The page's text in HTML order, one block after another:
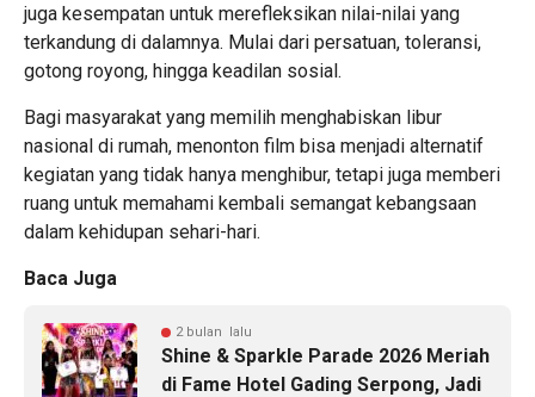
juga kesempatan untuk merefleksikan nilai-nilai yang
terkandung di dalamnya. Mulai dari persatuan, toleransi,
gotong royong, hingga keadilan sosial.
Bagi masyarakat yang memilih menghabiskan libur
nasional di rumah, menonton film bisa menjadi alternatif
kegiatan yang tidak hanya menghibur, tetapi juga memberi
ruang untuk memahami kembali semangat kebangsaan
dalam kehidupan sehari-hari.
Baca Juga
2 bulan lalu
Shine & Sparkle Parade 2026 Meriah
di Fame Hotel Gading Serpong, Jadi